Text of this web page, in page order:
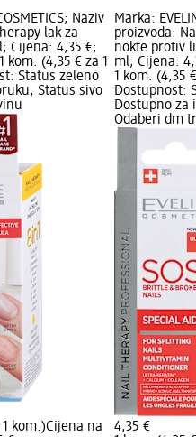
Naziv
lak za
Cijena: 4,35 €;
kom. (4,35 € za 1
Status zeleno
Status sivo
1 kom.)Cijena na
Marka:
proizvoda:
nokte protiv
ml; Cijena:
1 kom. (4,35
Dostupnost:
Dostupno za
Odaberi dm
4,35 €